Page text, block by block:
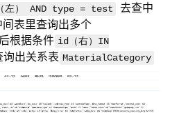
） AND type = test
去查中
表里查询出多个
根据条件 id（右）IN
询出关系表 MaterialCategory